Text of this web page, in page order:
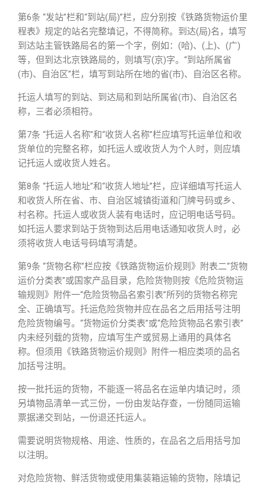
第6条 “发站”栏和“到站(局)”栏，应分别按《铁路货物运价里
程表》规定的站名完整填记，不得简称。到达(局)名，填写
到达站主管铁路局名的第一个字，例如：(哈)、(上)、(广)
等，但到达北京铁路局的，则填写(京)字。“到站所属省
(市)、自治区”栏，填写到站所在地的省(市)、自治区名称。
托运人填写的到站、到达局和到站所属省(市)、自治区名
称，三者必须相符。
第7条 “托运人名称”和“收货人名称”栏应填写托运单位和收
货单位的完整名称，如托运人或收货人为个人时，则应填
记托运人或收货人姓名。
第8条 “托运人地址”和“收货人地址”栏，应详细填写托运人
和收货人所在省、市、自治区城镇街道和门牌号码或乡、
村名称。托运人或收货人装有电话时，应记明电话号码。
如托运人要求到站于货物到达后用电话通知收货人时，必
须将收货人电话号码填写清楚。
第9条 “货物名称”栏应按《铁路货物运价规则》附表二“货物
运价分类表”或国家产品目录，危险货物则按《危险货物运
输规则》附件一“危险货物品名索引表”所列的货物名称完
全、正确填写。托运危险货物并应在品名之后用括号注明
危险货物编号。“货物运价分类表”或“危险货物品名索引表”
内未经列载的货物，应填写生产或贸易上通用的具体名
称。但须用《铁路货物运价规则》附件一相应类项的品名
加括号注明。
按一批托运的货物，不能逐一将品名在运单内填记时，须
另填物品清单一式三份，一份由发站存查，一份随同运输
票据递交到站，一份退还托运人。
需要说明货物规格、用途、性质的，在品名之后用括号加
以注明。
对危险货物、鲜活货物或使用集装箱运输的货物，除填记